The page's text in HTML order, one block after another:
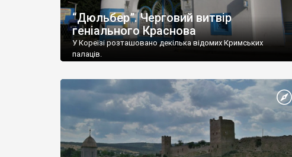
“Дюльбер”. Черговий витвір
геніального Краснова
У Кореїзі розташовано декілька відомих Кримських
палаців.